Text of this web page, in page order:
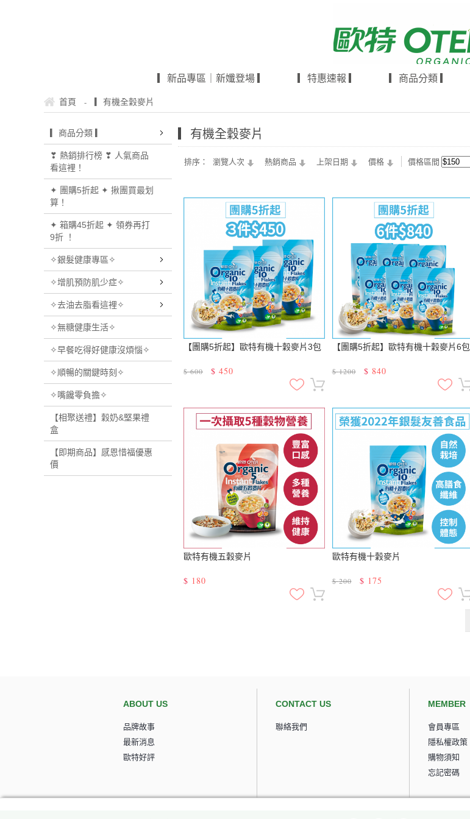
▎新品專區｜新孅登場 ▎ ▎特惠速報 ▎ ▎商品分類 ▎
首頁 - ▎有機全穀麥片
▎商品分類 ▎
❣ 熱銷排行榜 ❣ 人氣商品
看這裡！
✦ 團購5折起 ✦ 揪團買最划
算！
✦ 箱購45折起 ✦ 領券再打
9折 ！
✧銀髮健康專區✧
✧增肌預防肌少症✧
✧去油去脂看這裡✧
✧無糖健康生活✧
✧早餐吃得好健康沒煩惱✧
✧順暢的關鍵時刻✧
✧嘴饞零負擔✧
【相聚送禮】穀奶&堅果禮
盒
【即期商品】感恩惜福優惠
價
▎有機全穀麥片
排序： 瀏覽人次 熱銷商品 上架日期 價格 價格區間
【團購5折起】歐特有機十穀麥片3包
$600 $ 450
【團購5折起】歐特有機十穀麥片6包
$1200 $ 840
歐特有機五穀麥片
$ 180
歐特有機十穀麥片
$200 $ 175
ABOUT US
品牌故事
最新消息
歐特好評
CONTACT US
聯絡我們
MEMBER
會員專區
隱私權政策
購物須知
忘記密碼